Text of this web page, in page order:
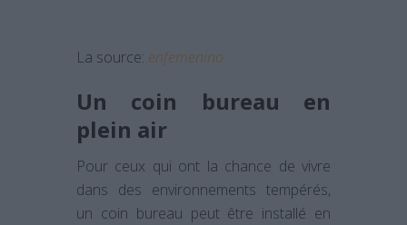
La source: enfemenino
Un coin bureau en
plein air
Pour ceux qui ont la chance de vivre
dans des environnements tempérés,
un coin bureau peut être installé en